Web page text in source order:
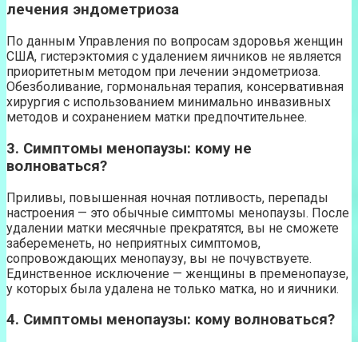
лечения эндометриоза
По данным Управления по вопросам здоровья женщин
США, гистерэктомия с удалением яичников не является
приоритетным методом при лечении эндометриоза.
Обезболивание, гормональная терапия, консервативная
хирургия с использованием минимально инвазивных
методов и сохранением матки предпочтительнее.
3. Симптомы менопаузы: кому не
волноваться?
Приливы, повышенная ночная потливость, перепады
настроения — это обычные симптомы менопаузы. После
удалении матки месячные прекратятся, вы не сможете
забеременеть, но неприятных симптомов,
сопровождающих менопаузу, вы не почувствуете.
Единственное исключение — женщины в пременопаузе,
у которых была удалена не только матка, но и яичники.
4. Симптомы менопаузы: кому волноваться?